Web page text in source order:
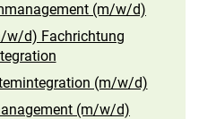
(m/w/d)
w/d) Fachrichtung
(m/w/d)
(m/w/d)